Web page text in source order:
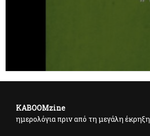
KABOOMzine
ημερολόγια πριν από τη μεγάλη έκρηξη